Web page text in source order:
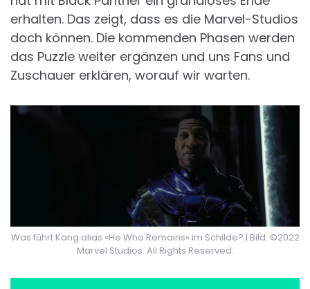
erhalten. Das zeigt, dass es die Marvel-Studios
doch können. Die kommenden Phasen werden
das Puzzle weiter ergänzen und uns Fans und
Zuschauer erklären, worauf wir warten.
Was führt Kang alias «He Who Remains» im Schilde? | Bild: ©2022
Marvel Studios. All Rights Reserved.